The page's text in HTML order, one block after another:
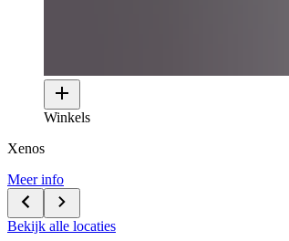
Winkels
Xenos
Meer info
Bekijk alle locaties